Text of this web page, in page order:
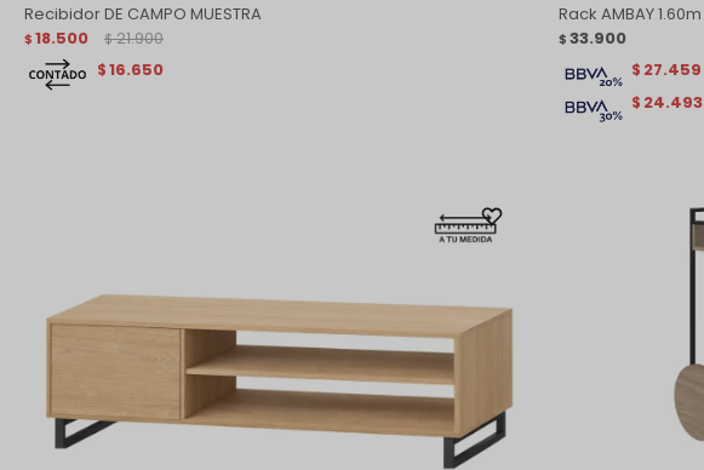
Recibidor DE CAMPO MUESTRA
$ 18.500 $ 21.900
$16.650
Rack AMBAY 1.60m
$ 33.900
$ 24.493
$ 27.459